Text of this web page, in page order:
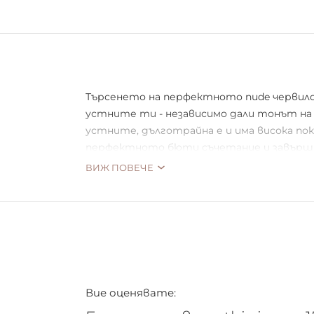
Търсенето на перфектното nude
устните ти - независимо дали тонът
устните, дълготрайна е и има висока
перфектното бюти съчетание и
ВИЖ ПОВЕЧЕ
Вие оценявате: